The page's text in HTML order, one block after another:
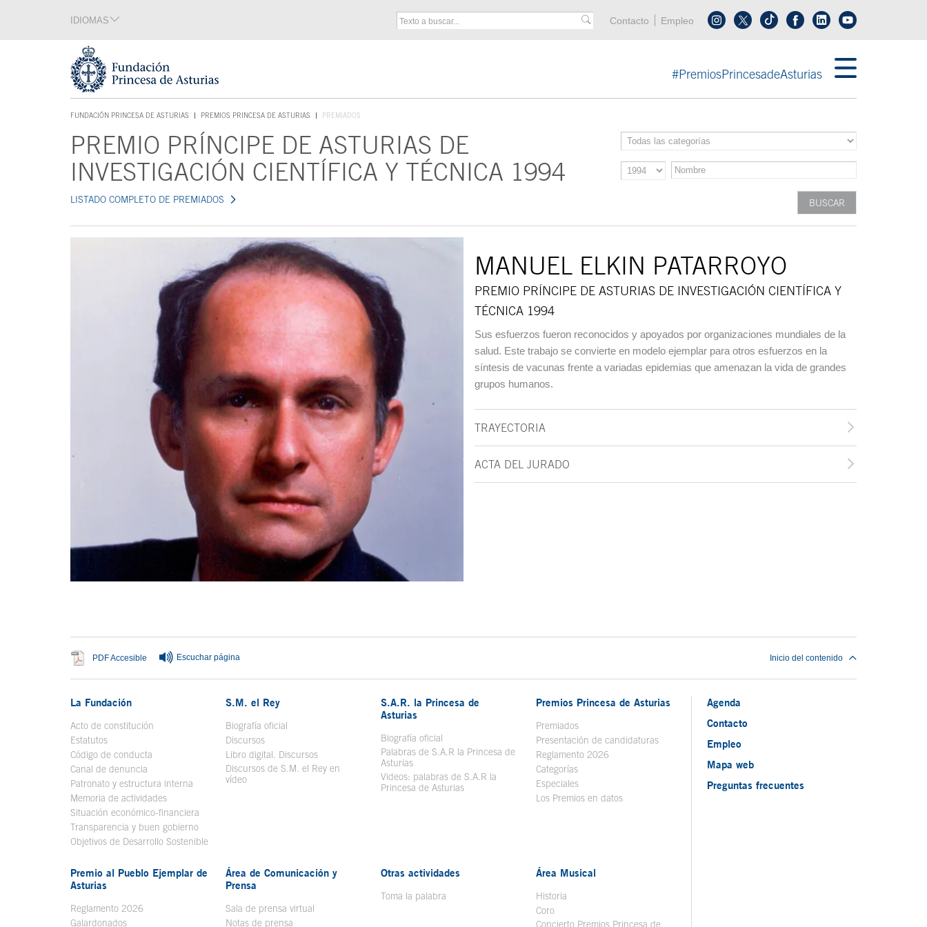
Tecla de acceso 1
IDIOMAS Menú cabecera
Contacto Empleo Síguenos en tiktokSíguenos en linkedin
#PremiosPrincesadeAsturias
FUNDACIÓN PRINCESA DE ASTURIAS
TECLA DE ACCESO 1
PREMIOS PRINCESA DE ASTURIAS PREMIADOS
Contenido principalPREMIO PRÍNCIPE DE ASTURIAS DE
INVESTIGACIÓN CIENTÍFICA Y TÉCNICA 1994
LISTADO COMPLETO DE PREMIADOS
MANUEL ELKIN PATARROYO
PREMIO PRÍNCIPE DE ASTURIAS DE INVESTIGACIÓN CIENTÍFICA Y
TÉCNICA 1994
Sus esfuerzos fueron reconocidos y apoyados por organizaciones mundiales de la
salud. Este trabajo se convierte en modelo ejemplar para otros esfuerzos en la
síntesis de vacunas frente a variadas epidemias que amenazan la vida de grandes
grupos humanos.
TRAYECTORIA
ACTA DEL JURADO
PDF Accesible Se abre en ventana nueva
Escuchar página Inicio del contenido
La Fundación
Acto de constitución
Estatutos
Código de conducta
Canal de denuncia
Patronato y estructura interna
Memoria de actividades
Situación económico-financiera
Transparencia y buen gobierno
Objetivos de Desarrollo Sostenible
S.M. el Rey
Biografía oficial
Discursos
Libro digital. DiscursosSe abre en ventana nueva
Discursos de S.M. el Rey en
vídeoSe abre en ventana nueva
S.A.R. la Princesa de
Asturias
Biografía oficial Se abre en ventana nueva
Palabras de S.A.R la Princesa de
Asturias
Videos: palabras de S.A.R la
Princesa de Asturias
Premios Princesa de Asturias
Premiados
Presentación de candidaturas
Reglamento 2026
Categorías
Especiales
Los Premios en datos
Premio al Pueblo Ejemplar de
Asturias
Reglamento 2026
Galardonados
Área de Comunicación y
Prensa
Sala de prensa virtual
Notas de prensa
Otras actividades
Toma la palabra
Área Musical
Historia
Coro
Concierto Premios Princesa de
Agenda
Contacto
Empleo
Mapa web
Preguntas frecuentes